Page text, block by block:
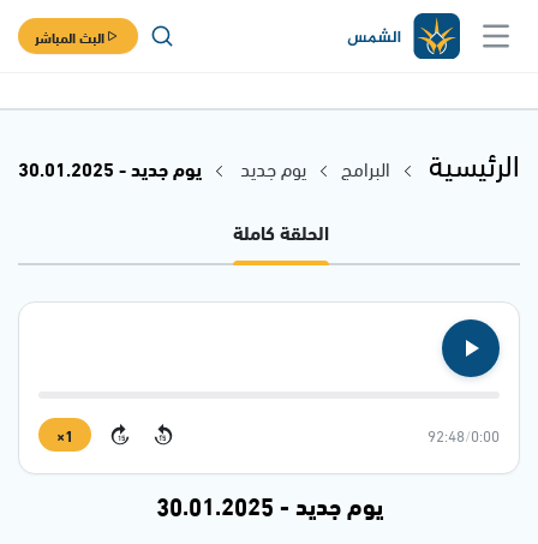
البث المباشر
الرئيسية البرامج يوم جديد
يوم جديد - 30.01.2025
الحلقة كاملة
0:00
/
92:48
15
15
1×
يوم جديد - 30.01.2025